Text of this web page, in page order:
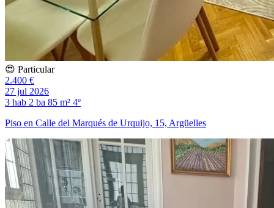
😍 Particular
2.400 €
27 jul 2026
3 hab 2 ba 85 m² 4º
Piso en Calle del Marqués de Urquijo, 15, Argüelles